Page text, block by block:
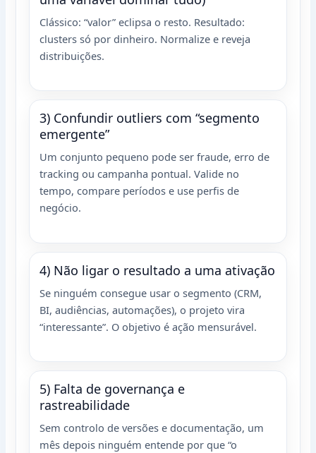
Clássico: “valor” eclipsa o resto. Resultado:
clusters só por dinheiro. Normalize e reveja
distribuições.
3) Confundir outliers com “segmento
emergente”
Um conjunto pequeno pode ser fraude, erro de
tracking ou campanha pontual. Valide no
tempo, compare períodos e use perfis de
negócio.
4) Não ligar o resultado a uma ativação
Se ninguém consegue usar o segmento (CRM,
BI, audiências, automações), o projeto vira
“interessante”. O objetivo é ação mensurável.
5) Falta de governança e
rastreabilidade
Sem controlo de versões e documentação, um
mês depois ninguém entende por que “o